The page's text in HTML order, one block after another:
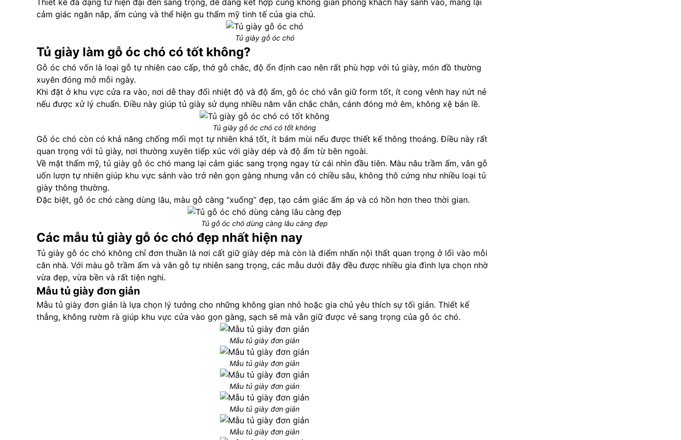
cảm giác ngăn nắp, ấm cúng và thể hiện gu thẩm mỹ tinh tế của gia chủ.
Tủ giày gỗ óc chó
Tủ giày làm gỗ óc chó có tốt không?
Gỗ óc chó vốn là loại gỗ tự nhiên cao cấp, thớ gỗ chắc, độ ổn định cao nên rất phù hợp với tủ giày, món đồ thường
xuyên đóng mở mỗi ngày.
Khi đặt ở khu vực cửa ra vào, nơi dễ thay đổi nhiệt độ và độ ẩm, gỗ óc chó vẫn giữ form tốt, ít cong vênh hay nứt nẻ
nếu được xử lý chuẩn. Điều này giúp tủ giày sử dụng nhiều năm vẫn chắc chắn, cánh đóng mở êm, không xệ bản lề.
Tủ giày gỗ óc chó có tốt không
Gỗ óc chó còn có khả năng chống mối mọt tự nhiên khá tốt, ít bám mùi nếu được thiết kế thông thoáng. Điều này rất
quan trọng với tủ giày, nơi thường xuyên tiếp xúc với giày dép và độ ẩm từ bên ngoài.
Về mặt thẩm mỹ, tủ giày gỗ óc chó mang lại cảm giác sang trọng ngay từ cái nhìn đầu tiên. Màu nâu trầm ấm, vân gỗ
uốn lượn tự nhiên giúp khu vực sảnh vào trở nên gọn gàng nhưng vẫn có chiều sâu, không thô cứng như nhiều loại tủ
giày thông thường.
Đặc biệt, gỗ óc chó càng dùng lâu, màu gỗ càng “xuống” đẹp, tạo cảm giác ấm áp và có hồn hơn theo thời gian.
Tủ gỗ óc chó dùng càng lâu càng đẹp
Các mẫu tủ giày gỗ óc chó đẹp nhất hiện nay
Tủ giày gỗ óc chó không chỉ đơn thuần là nơi cất giữ giày dép mà còn là điểm nhấn nội thất quan trọng ở lối vào mỗi
căn nhà. Với màu gỗ trầm ấm và vân gỗ tự nhiên sang trọng, các mẫu dưới đây đều được nhiều gia đình lựa chọn nhờ
vừa đẹp, vừa bền và rất tiện nghi.
Mẫu tủ giày đơn giản
Mẫu tủ giày đơn giản là lựa chọn lý tưởng cho những không gian nhỏ hoặc gia chủ yêu thích sự tối giản. Thiết kế
thẳng, không rườm rà giúp khu vực cửa vào gọn gàng, sạch sẽ mà vẫn giữ được vẻ sang trọng của gỗ óc chó.
Mẫu tủ giày đơn giản
Mẫu tủ giày đơn giản
Mẫu tủ giày đơn giản
Mẫu tủ giày đơn giản
Mẫu tủ giày đơn giản